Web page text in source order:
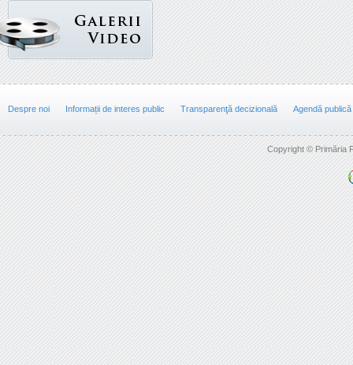
Despre noi Informații de interes public Transparenţă decizională Agendă publică
Copyright © Primăria